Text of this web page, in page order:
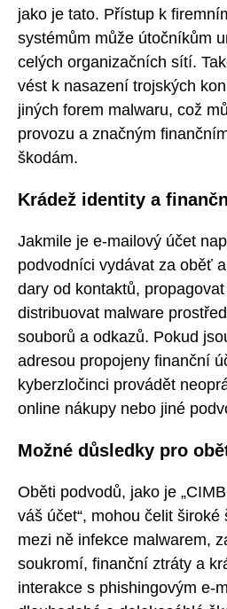
jako je tato. Přístup k
systémům může útočníkům
celých organizačních sítí.
vést k nasazení trojských
jiných forem malwaru, což
provozu a značným
škodám.
Krádež identity a
Jakmile je e-mailový účet
podvodníci vydávat za oběť
dary od kontaktů,
distribuovat malware
souborů a odkazů. Pokud
adresou propojeny finanční
kyberzločinci provádět
online nákupy nebo jiné
Možné důsledky pro
Oběti podvodů, jako je
váš účet“, mohou čelit
mezi ně infekce malwarem,
soukromí, finanční ztráty a
interakce s phishingovým e-